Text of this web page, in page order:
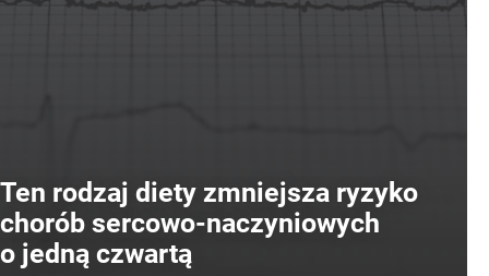
Ten rodzaj diety zmniejsza ryzyko
chorób sercowo-naczyniowych
o jedną czwartą